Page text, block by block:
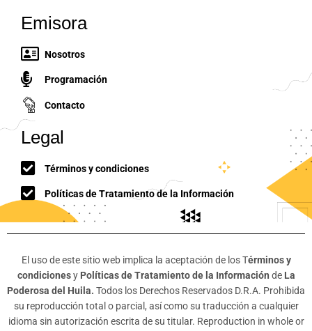
Emisora
Nosotros
Programación
Contacto
Legal
Términos y condiciones
Políticas de Tratamiento de la Información
El uso de este sitio web implica la aceptación de los Términos y
condicionesy Políticas de Tratamiento de la Información de La
Poderosa del Huila. Todos los Derechos Reservados D.R.A. Prohibida
su reproducción total o parcial, así como su traducción a cualquier
idioma sin autorización escrita de su titular. Reproduction in whole or